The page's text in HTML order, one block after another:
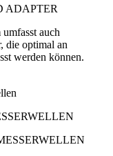
auch
die optimal an
werden können.